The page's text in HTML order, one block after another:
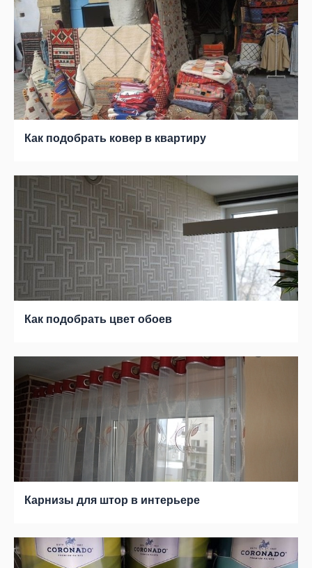
Как подобрать ковер в квартиру
Как подобрать цвет обоев
Карнизы для штор в интерьере